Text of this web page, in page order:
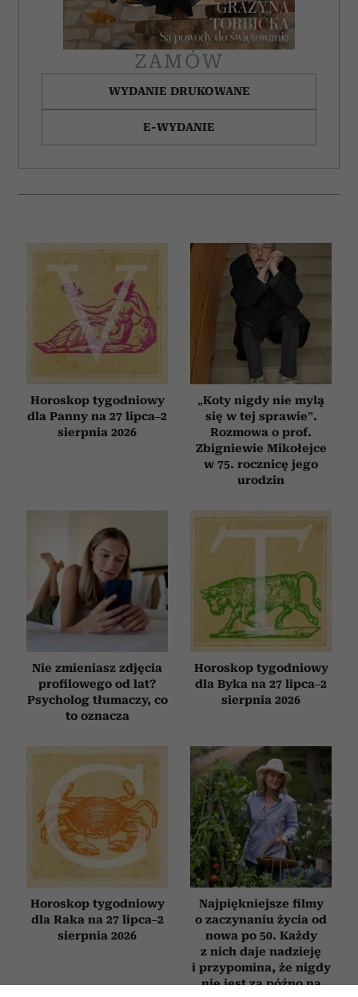
ZAMÓW
WYDANIE DRUKOWANE
E-WYDANIE
Horoskop tygodniowy
dla Panny na 27 lipca–2
sierpnia 2026
„Koty nigdy nie mylą
się w tej sprawie”.
Rozmowa o prof.
Zbigniewie Mikołejce
w 75. rocznicę jego
urodzin
Nie zmieniasz zdjęcia
profilowego od lat?
Psycholog tłumaczy, co
to oznacza
Horoskop tygodniowy
dla Byka na 27 lipca–2
sierpnia 2026
Horoskop tygodniowy
dla Raka na 27 lipca–2
sierpnia 2026
Najpiękniejsze filmy
o zaczynaniu życia od
nowa po 50. Każdy
z nich daje nadzieję
i przypomina, że nigdy
nie jest za późno na